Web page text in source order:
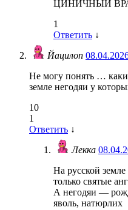
ЦИНИЧНЫЙ
1
Ответить ↓
Йацилоп
Не могу понять …
земле негодяи у
10
1
Ответить ↓
Лекка
На русской
только святые
А негодяи —
яволь, натюрлих